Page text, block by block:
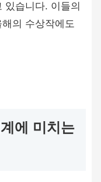
있습니다. 이들의
의 수상작에도
에 미치는